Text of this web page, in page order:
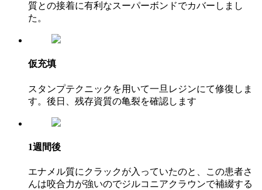
質との接着に有利なスーパーボンドでカバーしまし
た。
仮充填
スタンプテクニックを用いて一旦レジンにて修復しま
す。後日、残存資質の亀裂を確認します
1週間後
エナメル質にクラックが入っていたのと、この患者さ
んは咬合力が強いのでジルコニアクラウンで補綴する